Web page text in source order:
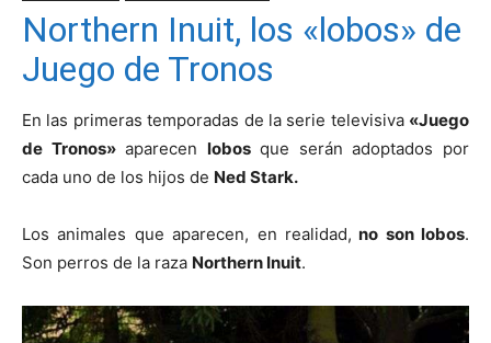
Perros
–
Northern Inuit, los «lobos» de
Juego de Tronos
En las primeras temporadas de la serie televisiva «Juego
de Tronos»aparecen lobosque serán adoptados por
cada uno de los hijos de Ned Stark.
Los animales que aparecen, en realidad, no son lobos.
Son perros de la raza Northern Inuit.